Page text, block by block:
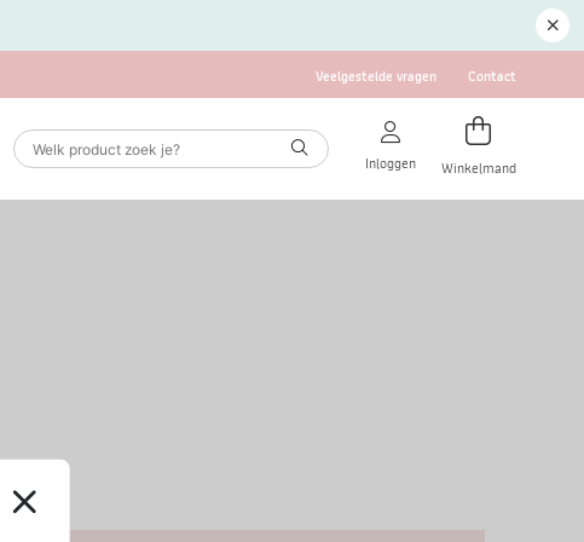
Veelgestelde vragen Contact
Inloggen Winkelmand